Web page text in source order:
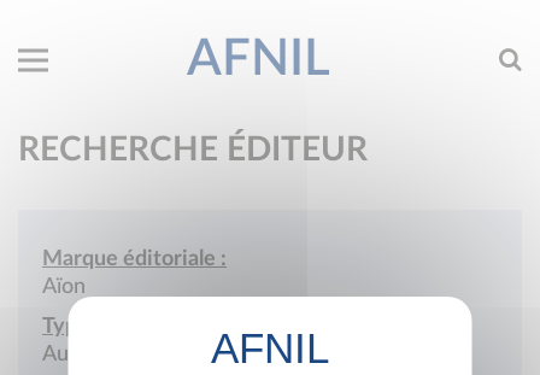
AFNIL
RECHERCHE ÉDITEUR
Marque éditoriale :
Aïon
Type de société :
Auto-édition